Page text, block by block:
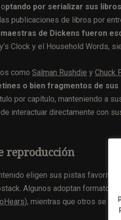
ptando por serializar sus
publicaciones de libros por
de Dickens fueron
Clock y el Household Words,
como Salman Rushdie y Chuck
o bien fragmentos de
por capítulo, manteniendo a
interactuar directamente con
reproducción
eligen sus pistas
Algunos adoptan formatos
), mientras que otros se